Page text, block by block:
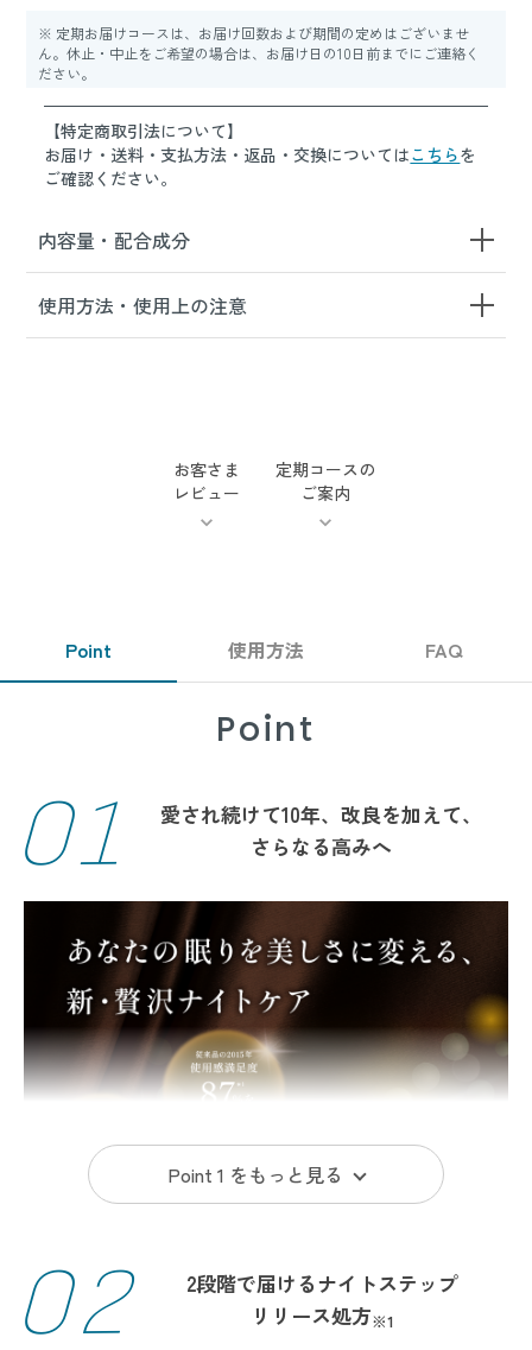
※ 定期お届けコースは、お届け回数および期間の定めはございませ
ん。休止・中止をご希望の場合は、お届け日の10日前までにご連絡く
ださい。
【特定商取引法について】
お届け・送料・支払方法・返品・交換についてはこちらを
ご確認ください。
内容量・配合成分
使用方法・使用上の注意
お客さま
レビュー
定期コースの
ご案内
Point 使用方法 FAQ
Point
01 愛され続けて10年、改良を加えて、
さらなる高みへ
Point 1 をもっと見る
02 2段階で届けるナイトステップ
リリース処方※1